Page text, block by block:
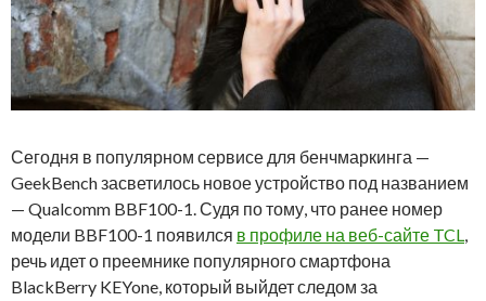
Сегодня в популярном сервисе для бенчмаркинга —
GeekBench засветилось новое устройство под названием
— Qualcomm BBF100-1. Судя по тому, что ранее номер
модели BBF100-1 появился в профиле на веб-сайте TCL,
речь идет о преемнике популярного смартфона
BlackBerry KEYone, который выйдет следом за